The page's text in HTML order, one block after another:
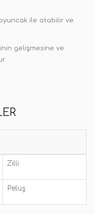
ile atabilir ve
gelişmesine ve
Zilli
Peluş